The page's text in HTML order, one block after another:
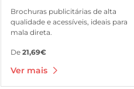
Brochuras publicitárias de alta
qualidade e acessíveis, ideais para
mala direta.
De 21,69€
Ver mais